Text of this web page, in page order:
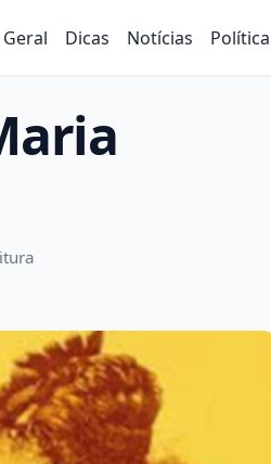
Geral Dicas Notícias Política